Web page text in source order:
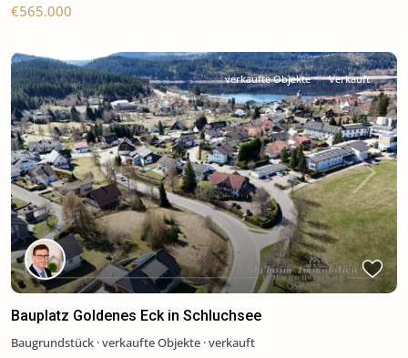
€565.000
Previous Next
verkaufte Objekte Verkauft
Bauplatz Goldenes Eck in Schluchsee
Baugrundstück ·verkaufte Objekte ·verkauft